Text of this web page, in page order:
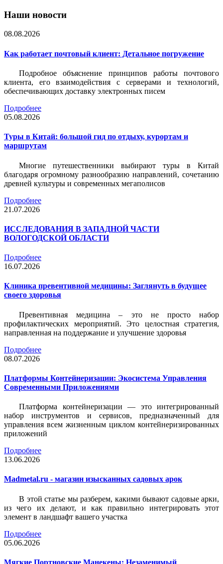
Наши новости
08.08.2026
Как работает почтовый клиент: Детальное погружение
Подробное объяснение принципов работы почтового
клиента, его взаимодействия с серверами и технологий,
обеспечивающих доставку электронных писем
Подробнее
05.08.2026
Туры в Китай: большой гид по отдыху, курортам и
маршрутам
Многие путешественники выбирают туры в Китай
благодаря огромному разнообразию направлений, сочетанию
древней культуры и современных мегаполисов
Подробнее
21.07.2026
ИССЛЕДОВАНИЯ В ЗАПАДНОЙ ЧАСТИ
ВОЛОГОДСКОЙ ОБЛАСТИ
Подробнее
16.07.2026
Клиника превентивной медицины: Заглянуть в будущее
своего здоровья
Превентивная медицина – это не просто набор
профилактических мероприятий. Это целостная стратегия,
направленная на поддержание и улучшение здоровья
Подробнее
08.07.2026
Платформы Контейнеризации: Экосистема Управления
Современными Приложениями
Платформа контейнеризации — это интегрированный
набор инструментов и сервисов, предназначенный для
управления всем жизненным циклом контейнеризированных
приложений
Подробнее
13.06.2026
Madmetal.ru - магазин изысканных садовых арок
В этой статье мы разберем, какими бывают садовые арки,
из чего их делают, и как правильно интегрировать этот
элемент в ландшафт вашего участка
Подробнее
05.06.2026
Мягкие Портновские Манекены: Незаменимый